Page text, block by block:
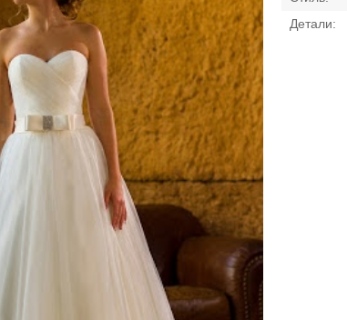
платья Банкет Транспорт
салон —